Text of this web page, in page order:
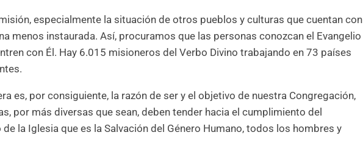
especialmente la situación de otros pueblos y culturas que cuentan con
menos instaurada. Así, procuramos que las personas conozcan el Evangelio
con Él. Hay 6.015 misioneros del Verbo Divino trabajando en 73 países
es, por consiguiente, la razón de ser y el objetivo de nuestra Congregación,
por más diversas que sean, deben tender hacia el cumplimiento del
la Iglesia que es la Salvación del Género Humano, todos los hombres y